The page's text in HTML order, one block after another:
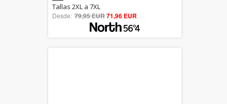
5.00
out of 5
Tallas 2XL a 7XL
Desde: 79,95 EUR71,96 EUR